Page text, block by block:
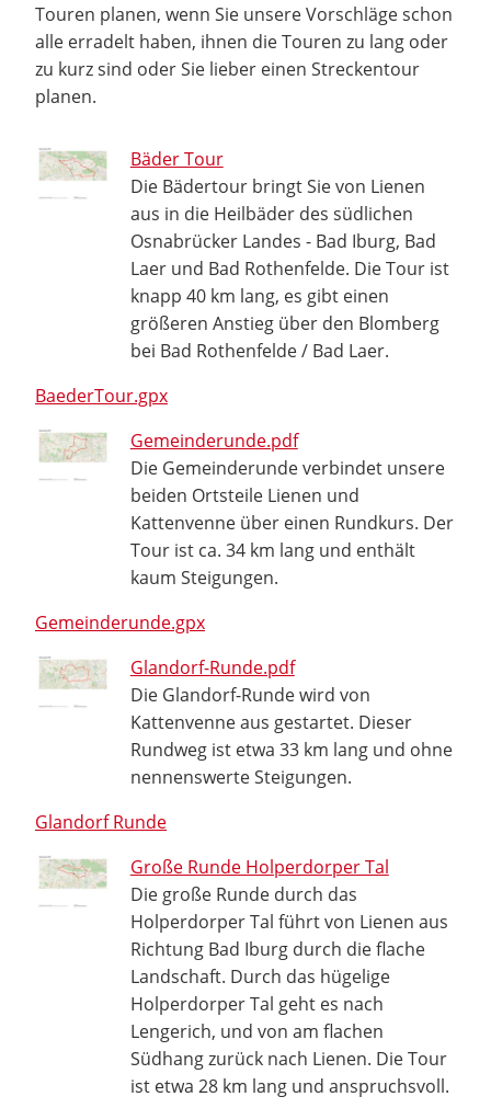
Touren planen, wenn Sie unsere Vorschläge schon
alle erradelt haben, ihnen die Touren zu lang oder
zu kurz sind oder Sie lieber einen Streckentour
planen.
Bäder Tour
Die Bädertour bringt Sie von Lienen
aus in die Heilbäder des südlichen
Osnabrücker Landes - Bad Iburg, Bad
Laer und Bad Rothenfelde. Die Tour ist
knapp 40 km lang, es gibt einen
größeren Anstieg über den Blomberg
bei Bad Rothenfelde / Bad Laer.
BaederTour.gpx
Gemeinderunde.pdf
Die Gemeinderunde verbindet unsere
beiden Ortsteile Lienen und
Kattenvenne über einen Rundkurs. Der
Tour ist ca. 34 km lang und enthält
kaum Steigungen.
Gemeinderunde.gpx
Glandorf-Runde.pdf
Die Glandorf-Runde wird von
Kattenvenne aus gestartet. Dieser
Rundweg ist etwa 33 km lang und ohne
nennenswerte Steigungen.
Glandorf Runde
Große Runde Holperdorper Tal
Die große Runde durch das
Holperdorper Tal führt von Lienen aus
Richtung Bad Iburg durch die flache
Landschaft. Durch das hügelige
Holperdorper Tal geht es nach
Lengerich, und von am flachen
Südhang zurück nach Lienen. Die Tour
ist etwa 28 km lang und anspruchsvoll.